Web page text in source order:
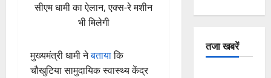
सीएम धामी का ऐलान, एक्स-रे मशीन
भी मिलेगी
मुख्यमंत्री धामी नेबतायाकि
चौखुटिया सामुदायिक स्वास्थ्य केंद्र
तजा खबरें